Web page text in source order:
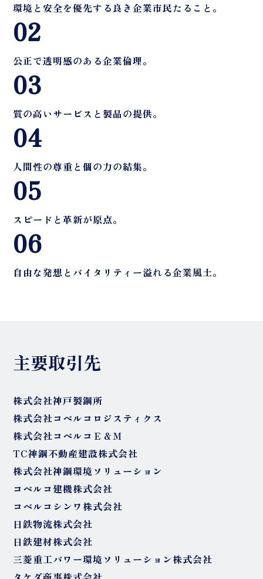
環境と安全を優先する良き企業市民たること。
02
公正で透明感のある企業倫理。
03
質の高いサービスと製品の提供。
04
人間性の尊重と個の力の結集。
05
スピードと革新が原点。
06
自由な発想とバイタリティー溢れる企業風土。
主要取引先
株式会社神戸製鋼所
株式会社コベルコロジスティクス
株式会社コベルコＥ＆Ｍ
TC神鋼不動産建設株式会社
株式会社神鋼環境ソリューション
コベルコ建機株式会社
コベルコシンワ株式会社
日鉄物流株式会社
日鉄建材株式会社
三菱重工パワー環境ソリューション株式会社